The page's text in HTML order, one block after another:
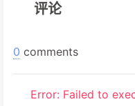
评论
0 comments
Error: Failed to